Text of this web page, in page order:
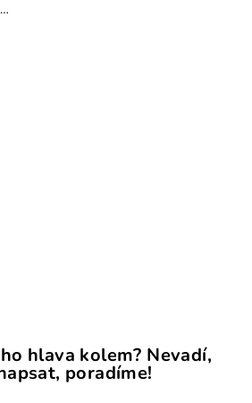
hlava kolem? Nevadí,
poradíme!